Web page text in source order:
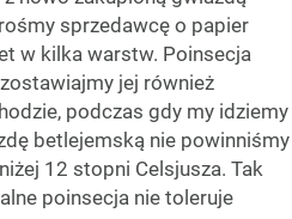
sprzedawcę o papier
w kilka warstw. Poinsecja
jej również
podczas gdy my idziemy
betlejemską nie powinniśmy
12 stopni Celsjusza. Tak
poinsecja nie toleruje